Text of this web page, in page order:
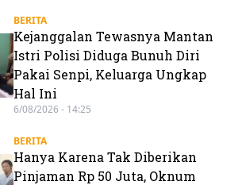
BERITA
Kejanggalan Tewasnya Mantan
Istri Polisi Diduga Bunuh Diri
Pakai Senpi, Keluarga Ungkap
Hal Ini
6/08/2026 - 14:25
BERITA
Hanya Karena Tak Diberikan
Pinjaman Rp 50 Juta, Oknum